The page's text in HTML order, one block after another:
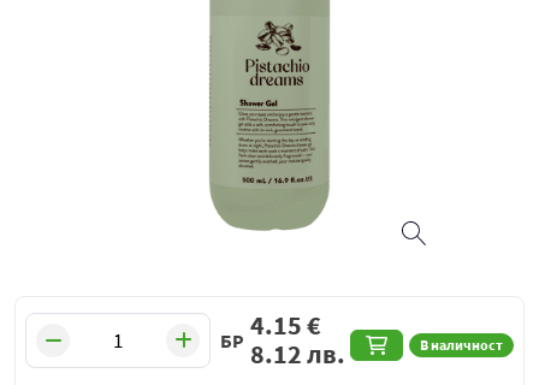
БР В наличност
4.15€
8.12лв.